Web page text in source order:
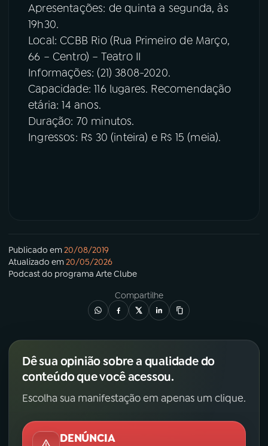
Apresentações: de quinta a segunda, às
19h30.
Local: CCBB Rio (Rua Primeiro de Março,
66 – Centro) – Teatro II
Informações: (21) 3808-2020.
Capacidade: 116 lugares. Recomendação
etária: 14 anos.
Duração: 70 minutos.
Ingressos: R$ 30 (inteira) e R$ 15 (meia).
Publicado em20/08/2019
Atualizado em20/05/2026
Podcastdo programa Arte Clube
Compartilhe
Dê sua opinião sobre a qualidade do
conteúdo que você acessou.
Escolha sua manifestação em apenas um clique.
DENÚNCIA